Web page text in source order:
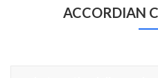
ACCORDIAN